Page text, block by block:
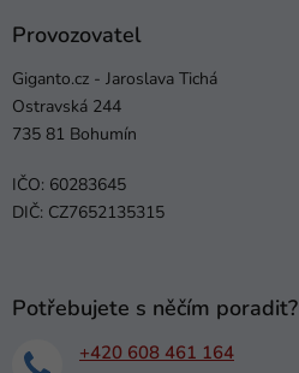
Provozovatel
Giganto.cz - Jaroslava Tichá
Ostravská 244
735 81 Bohumín
IČO: 60283645
DIČ: CZ7652135315
Potřebujete s něčím poradit?
+420 608 461 164